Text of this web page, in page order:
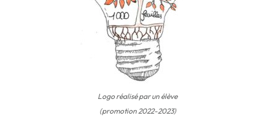
Logo réalisé par un élève
(promotion 2022-2023)